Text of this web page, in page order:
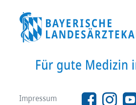
Impressum